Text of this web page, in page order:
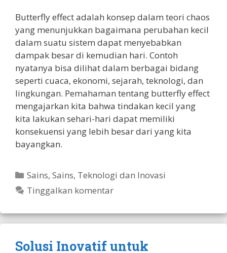
Butterfly effect adalah konsep dalam teori chaos
yang menunjukkan bagaimana perubahan kecil
dalam suatu sistem dapat menyebabkan
dampak besar di kemudian hari. Contoh
nyatanya bisa dilihat dalam berbagai bidang
seperti cuaca, ekonomi, sejarah, teknologi, dan
lingkungan. Pemahaman tentang butterfly effect
mengajarkan kita bahwa tindakan kecil yang
kita lakukan sehari-hari dapat memiliki
konsekuensi yang lebih besar dari yang kita
bayangkan.
Kategori
Sains,Sains, Teknologi dan Inovasi
Tinggalkan komentar
Solusi Inovatif untuk